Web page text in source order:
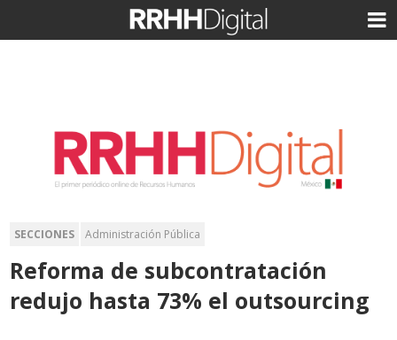
SECCIONES Administración Pública
Reforma de subcontratación
redujo hasta 73% el outsourcing